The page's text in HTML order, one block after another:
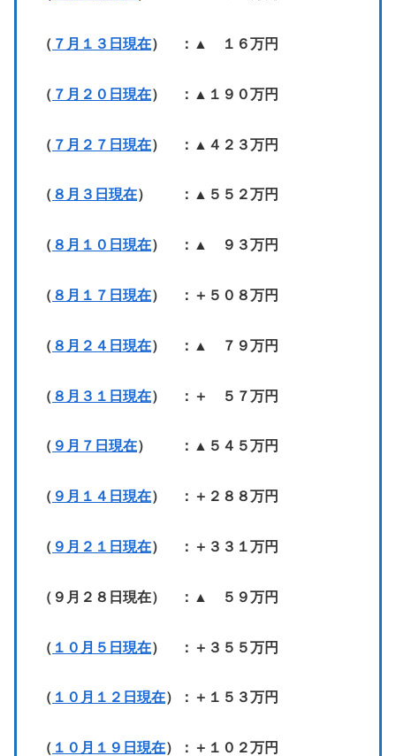
（ ７月１３日現在） ：▲ １６万円
（ ７月２０日現在） ：▲１９０万円
（ ７月２７日現在） ：▲４２３万円
（ ８月３日現在） ：▲５５２万円
（ ８月１０日現在） ：▲ ９３万円
（ ８月１７日現在） ：＋５０８万円
（ ８月２４日現在） ：▲ ７９万円
（ ８月３１日現在） ：＋ ５７万円
（ ９月７日現在） ：▲５４５万円
（ ９月１４日現在） ：＋２８８万円
（ ９月２１日現在） ：＋３３１万円
（９月２８日現在） ：▲ ５９万円
（ １０月５日現在） ：＋３５５万円
（ １０月１２日現在）：＋１５３万円
（ １０月１９日現在）：＋１０２万円